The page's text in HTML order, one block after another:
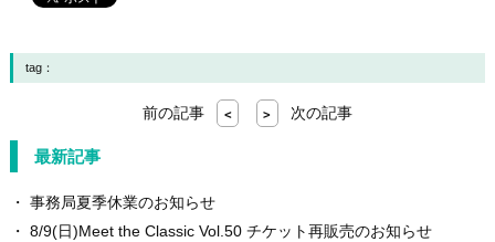
tag：
前の記事 < > 次の記事
最新記事
事務局夏季休業のお知らせ
8/9(日)Meet the Classic Vol.50 チケット再販売のお知らせ